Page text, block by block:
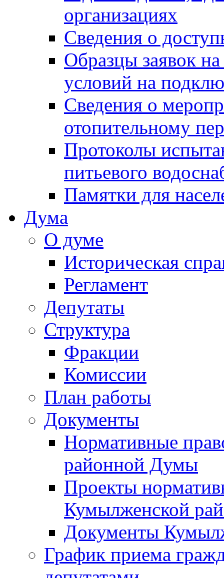
организациях
Сведения о
Образцы заявок
условий на
Сведения о
отопительному
Протоколы
питьевого
Памятки для
Дума
О думе
Историческая
Регламент
Депутаты
Структура
Фракции
Комиссии
План работы
Документы
Нормативные
районной Думы
Проекты
Кумылженской
Документы
График приема